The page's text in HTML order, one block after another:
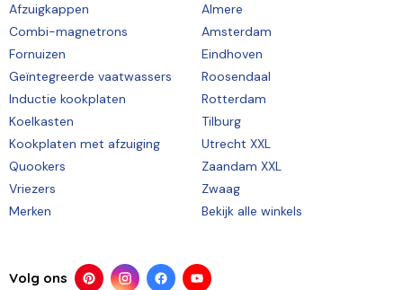
Afzuigkappen
Combi-magnetrons
Fornuizen
Geïntegreerde vaatwassers
Inductie kookplaten
Koelkasten
Kookplaten met afzuiging
Quookers
Vriezers
Merken
Almere
Amsterdam
Eindhoven
Roosendaal
Rotterdam
Tilburg
Utrecht XXL
Zaandam XXL
Zwaag
Bekijk alle winkels
Volg ons